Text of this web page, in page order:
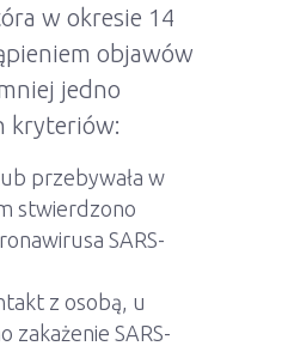
w okresie 14
objawów
jedno
kryteriów:
przebywała w
stwierdzono
SARS-
z osobą, u
zakażenie SARS-